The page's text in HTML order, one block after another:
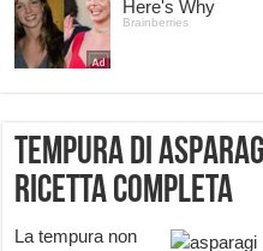
Tempura di
ricetta completa
La tempura non